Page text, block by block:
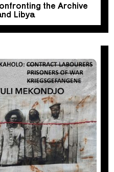
the Archive
Libya